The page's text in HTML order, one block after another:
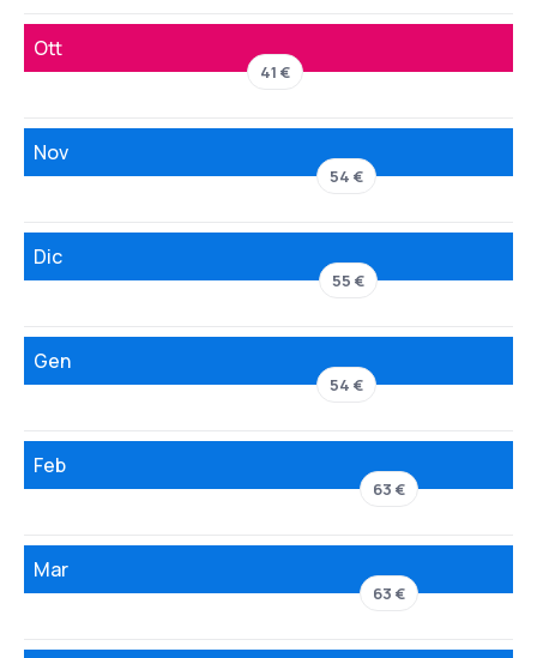
Ott
41 €
Nov
54 €
Dic
55 €
Gen
54 €
Feb
63 €
Mar
63 €